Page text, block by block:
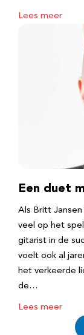
Lees meer
Een duet
Als Britt
veel op het
gitarist in de
voelt ook al
het verkeerde
de…
Lees meer